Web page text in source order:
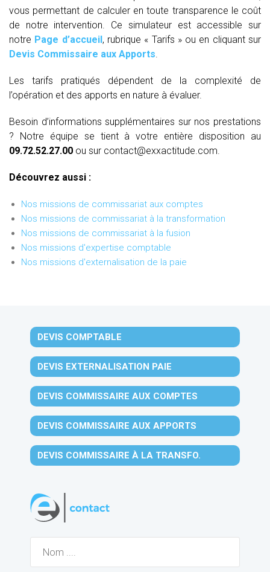
vous permettant de calculer en toute transparence le coût
de notre intervention. Ce simulateur est accessible sur
notre Page d’accueil, rubrique « Tarifs » ou en cliquant sur
Devis Commissaire aux Apports.
Les tarifs pratiqués dépendent de la complexité de
l’opération et des apports en nature à évaluer.
Besoin d’informations supplémentaires sur nos prestations
? Notre équipe se tient à votre entière disposition au
09.72.52.27.00 ou sur contact@exxactitude.com.
Découvrez aussi :
Nos missions de commissariat aux comptes
Nos missions de commissariat à la transformation
Nos missions de commissariat à la fusion
Nos missions d'expertise comptable
Nos missions d'externalisation de la paie
DEVIS COMPTABLE
DEVIS EXTERNALISATION PAIE
DEVIS COMMISSAIRE AUX COMPTES
DEVIS COMMISSAIRE AUX APPORTS
DEVIS COMMISSAIRE À LA TRANSFO.